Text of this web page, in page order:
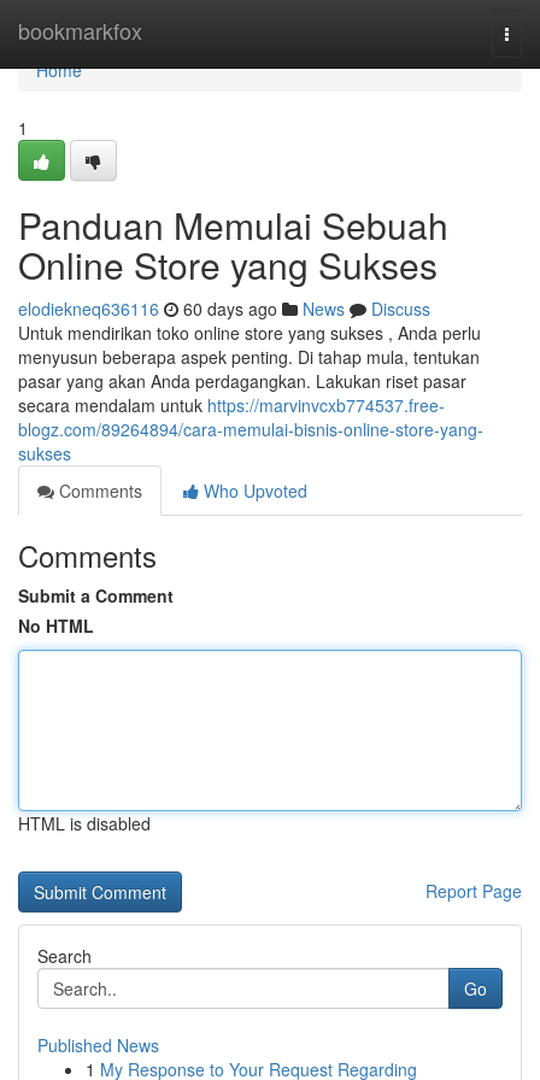
bookmarkfox
Home
Home
1
Panduan Memulai Sebuah
Online Store yang Sukses
elodiekneq636116 60 days ago News
Discuss
Untuk mendirikan toko online store yang sukses , Anda perlu
menyusun beberapa aspek penting. Di tahap mula, tentukan
pasar yang akan Anda perdagangkan. Lakukan riset pasar
secara mendalam untuk https://marvinvcxb774537.free-
blogz.com/89264894/cara-memulai-bisnis-online-store-yang-
sukses
Comments
Who Upvoted
Comments
Submit a Comment
No HTML
HTML is disabled
Report Page
Search
Go
Published News
1 My Response to Your Request Regarding